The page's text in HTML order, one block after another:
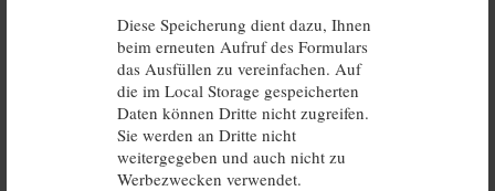
Diese Speicherung dient dazu, Ihnen
beim erneuten Aufruf des Formulars
das Ausfüllen zu vereinfachen. Auf
die im Local Storage gespeicherten
Daten können Dritte nicht zugreifen.
Sie werden an Dritte nicht
weitergegeben und auch nicht zu
Werbezwecken verwendet.